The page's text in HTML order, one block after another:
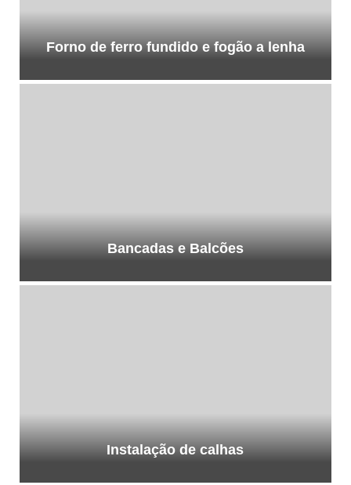
Forno de ferro fundido e fogão a lenha
Bancadas e Balcões
Instalação de calhas